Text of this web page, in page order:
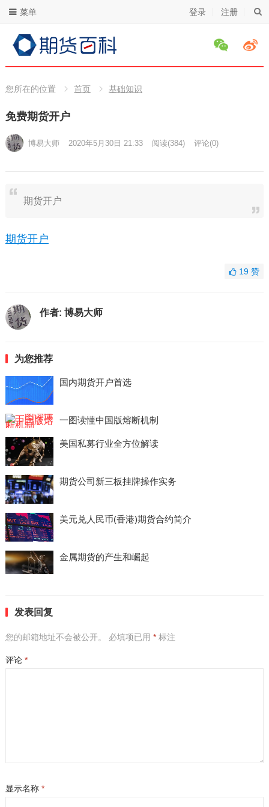
登录 注册
菜单
您所在的位置 首页 基础知识
免费期货开户
博易大师 2020年5月30日 21:33 阅读(384) 评论(0)
期货开户
期货开户
19赞
作者: 博易大师
为您推荐
国内期货开户首选
一图读懂中国版熔断机制
美国私募行业全方位解读
期货公司新三板挂牌操作实务
美元兑人民币(香港)期货合约简介
金属期货的产生和崛起
发表回复
您的邮箱地址不会被公开。 必填项已用 *标注
评论 *
显示名称 *